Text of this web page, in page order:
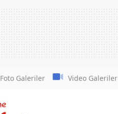
Foto Galeriler Video Galeriler